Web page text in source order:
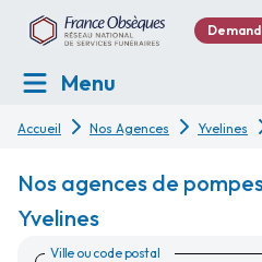
Menu
Accueil Nos Agences Yvelines
Nos agences de
Yvelines
Ville ou code postal